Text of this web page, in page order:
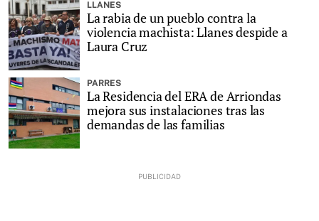
LLANES
La rabia de un pueblo contra la
violencia machista: Llanes despide a
Laura Cruz
PARRES
La Residencia del ERA de Arriondas
mejora sus instalaciones tras las
demandas de las familias